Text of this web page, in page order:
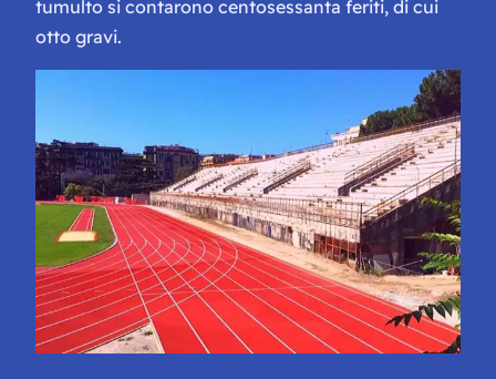
tumulto si contarono centosessanta feriti, di cui
otto gravi.